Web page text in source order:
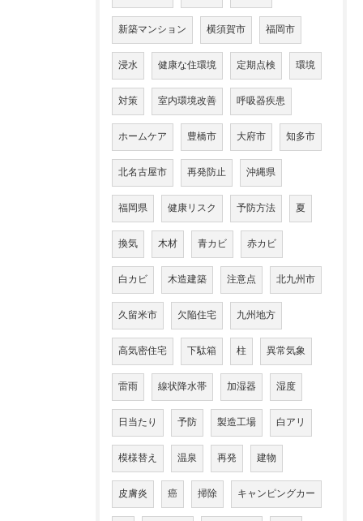
新築マンション 横須賀市 福岡市
浸水 健康な住環境 定期点検 環境
対策 室内環境改善 呼吸器疾患
ホームケア 豊橋市 大府市 知多市
北名古屋市 再発防止 沖縄県
福岡県 健康リスク 予防方法 夏
換気 木材 青カビ 赤カビ
白カビ 木造建築 注意点 北九州市
久留米市 欠陥住宅 九州地方
高気密住宅 下駄箱 柱 異常気象
雷雨 線状降水帯 加湿器 湿度
日当たり 予防 製造工場 白アリ
模様替え 温泉 再発 建物
皮膚炎 癌 掃除 キャンピングカー